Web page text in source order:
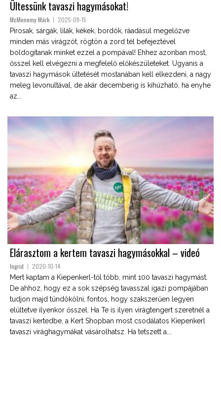
Ültessünk tavaszi hagymásokat!
McMenemy Márk 2025-09-15
Pirosak, sárgák, lilák, kékek, bordók, ráadásul megelőzve
minden más virágzót, rögtön a zord tél befejeztével
boldogítanak minket ezzel a pompával! Ehhez azonban most,
ősszel kell elvégezni a megfelelő előkészületeket. Ugyanis a
tavaszi hagymások ültetését mostanában kell elkezdeni, a nagy
meleg levonultával, de akár decemberig is kihúzható, ha enyhe
az...
Elárasztom a kertem tavaszi hagymásokkal – videó
Ingrid 2020-10-14
Mert kaptam a Kiepenkerl-től több, mint 100 tavaszi hagymást.
De ahhoz, hogy ez a sok szépség tavasszal igazi pompájában
tudjon majd tündökölni, fontos, hogy szakszerűen legyen
elültetve ilyenkor ősszel. Ha Te is ilyen virágtengert szeretnél a
tavaszi kertedbe, a Kert Shopban most csodálatos Kiepenkerl
tavaszi virághagymákat vásárolhatsz. Ha tetszett a...